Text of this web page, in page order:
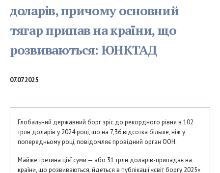
доларів, причому основний
тягар припав на країни, що
розвиваються: ЮНКТАД
07.07.2025
Глобальний державний борг зріс до рекордного рівня в 102
трлн доларів у 2024 році, що на 7,36 відсотка більше, ніж у
попередньому році, повідомляє провідний орган ООН.
Майже третина цієї суми — або 31 трлн доларів-припадає на
країни, що розвиваються, йдеться в публікації «світ боргу 2025»